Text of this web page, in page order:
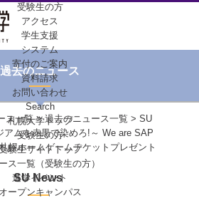
受験生の方
アクセス
学生支援
システム
寄付のご案内
資料請求
お問い合わせ
Search
札幌大学トップ
受験生の方
験生サイトトップ
ス一覧（受験生の方）
進学イベント
オープンキャンパス
過去のニュース
ス一覧>過去のニュース一覧 > SU
アムを赤黒で染めろ!～ We are SAP
幌ホームゲームチケットプレゼント
SU News